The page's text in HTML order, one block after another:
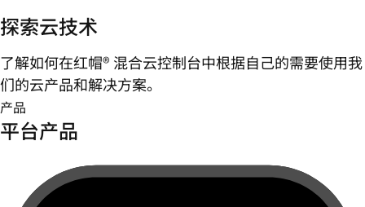
探索云技术
了解如何在红帽® 混合云控制台中根据自己的需要使用我
们的云产品和解决方案。
产品
平台产品